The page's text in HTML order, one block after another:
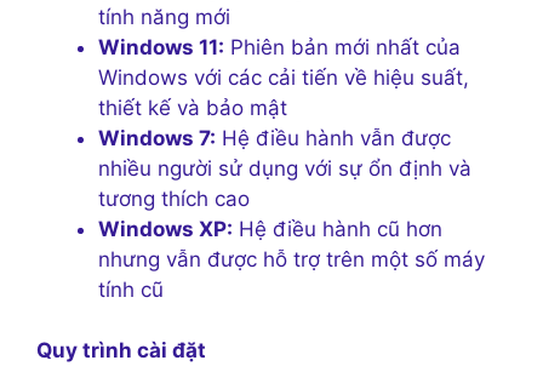
tính năng mới
Windows 11: Phiên bản mới nhất của
Windows với các cải tiến về hiệu suất,
thiết kế và bảo mật
Windows 7: Hệ điều hành vẫn được
nhiều người sử dụng với sự ổn định và
tương thích cao
Windows XP: Hệ điều hành cũ hơn
nhưng vẫn được hỗ trợ trên một số máy
tính cũ
Quy trình cài đặt